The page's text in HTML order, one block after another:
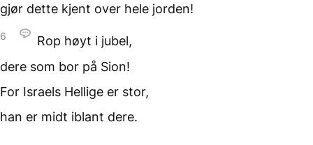
gjør dette kjent over hele jorden!
6
Rop høyt i jubel,
dere som bor på Sion!
For Israels Hellige er stor,
han er midt iblant dere.